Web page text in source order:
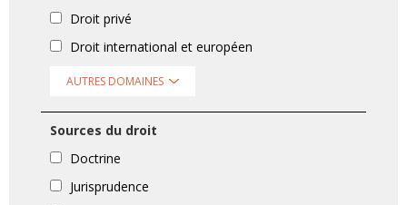
Droit privé
Droit international et européen
AUTRES DOMAINES
Sources du droit
Doctrine
Jurisprudence